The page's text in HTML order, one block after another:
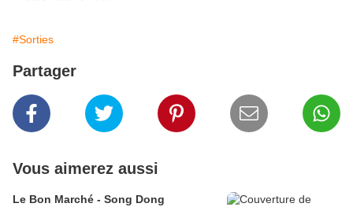
#Sorties
Partager
Vous aimerez aussi
Le Bon Marché - Song Dong